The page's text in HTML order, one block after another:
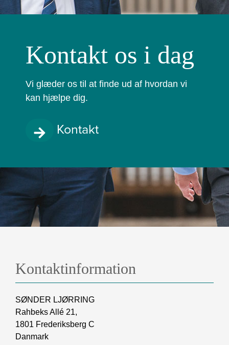
Kontakt os i dag
Vi glæder os til at finde ud af hvordan vi
kan hjælpe dig.
Kontakt
Kontaktinformation
SØNDER LJØRRING
Rahbeks Allé 21,
1801 Frederiksberg C
Danmark